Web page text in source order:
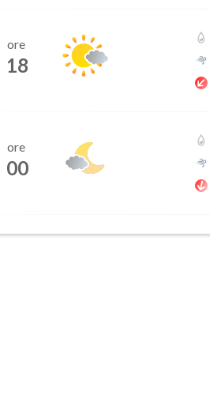
ore
18
ore
00